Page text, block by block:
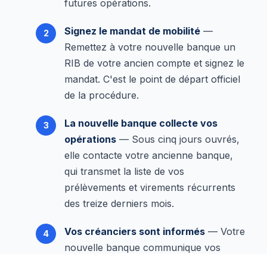
futures opérations.
Signez le mandat de mobilité —
Remettez à votre nouvelle banque un
RIB de votre ancien compte et signez le
mandat. C'est le point de départ officiel
de la procédure.
La nouvelle banque collecte vos
opérations — Sous cinq jours ouvrés,
elle contacte votre ancienne banque,
qui transmet la liste de vos
prélèvements et virements récurrents
des treize derniers mois.
Vos créanciers sont informés — Votre
nouvelle banque communique vos